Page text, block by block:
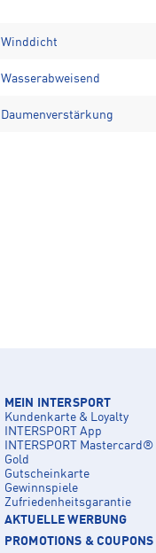
Winddicht
Wasserabweisend
Daumenverstärkung
MEIN INTERSPORT
Kundenkarte & Loyalty
INTERSPORT App
INTERSPORT Mastercard®
Gold
Gutscheinkarte
Gewinnspiele
Zufriedenheitsgarantie
AKTUELLE WERBUNG
PROMOTIONS & COUPONS